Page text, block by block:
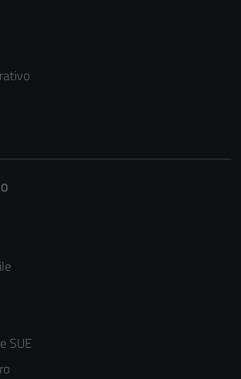
SUE